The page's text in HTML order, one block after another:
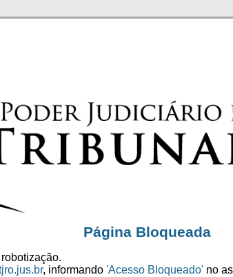
Página Bloqueada
, informando 'Acesso Bloqueado' no